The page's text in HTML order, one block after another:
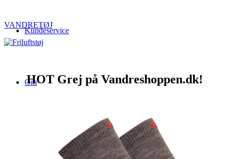
Kundeservice
Om
Information
VANDRETØJ
HOT Grej på Vandreshoppen.dk!